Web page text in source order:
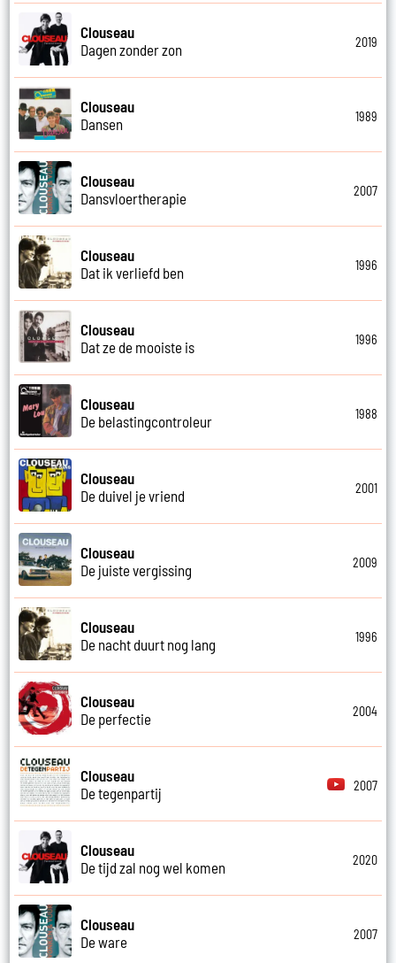
Clouseau
Dagen zonder zon
2019
Clouseau
Dansen
1989
Clouseau
Dansvloertherapie
2007
Clouseau
Dat ik verliefd ben
1996
Clouseau
Dat ze de mooiste is
1996
Clouseau
De belastingcontroleur
1988
Clouseau
De duivel je vriend
2001
Clouseau
De juiste vergissing
2009
Clouseau
De nacht duurt nog lang
1996
Clouseau
De perfectie
2004
Clouseau
De tegenpartij
2007
Clouseau
De tijd zal nog wel komen
2020
Clouseau
De ware
2007